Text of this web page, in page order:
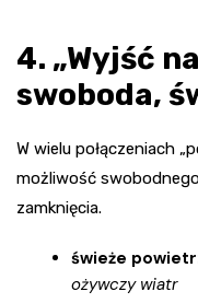
4. „Wyjść
swoboda,
W wielu połączeniach
możliwość
zamknięcia.
świeże
ożywczy wiatr